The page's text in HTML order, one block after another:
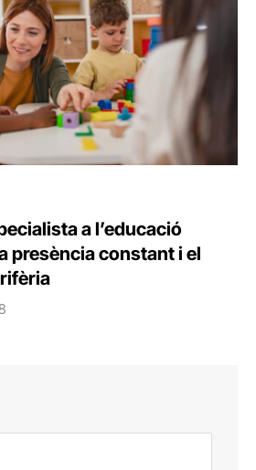
a l’educació
presència constant i el